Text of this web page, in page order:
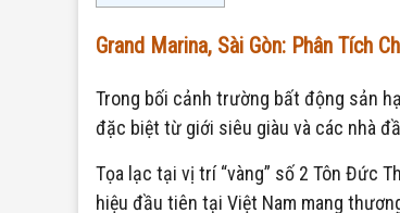
Grand Marina, Sài Gòn: Phân Tích
Trong bối cảnh trường bất động sản
đặc biệt từ giới siêu giàu và các nhà
Tọa lạc tại vị trí “vàng” số 2 Tôn Đức
hiệu đầu tiên tại Việt Nam mang